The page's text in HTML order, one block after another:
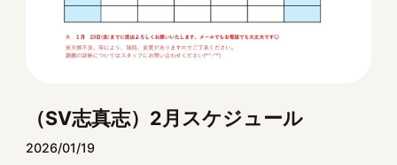
（SV志真志）2月スケジュール
2026/01/19